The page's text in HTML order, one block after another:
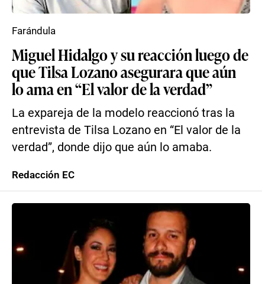
Miguel Hidalgo y su reacción luego de
que Tilsa Lozano asegurara que aún
lo ama en “El valor de la verdad”
La expareja de la modelo reaccionó tras la
entrevista de Tilsa Lozano en “El valor de la
verdad”, donde dijo que aún lo amaba.
Farándula
Redacción EC